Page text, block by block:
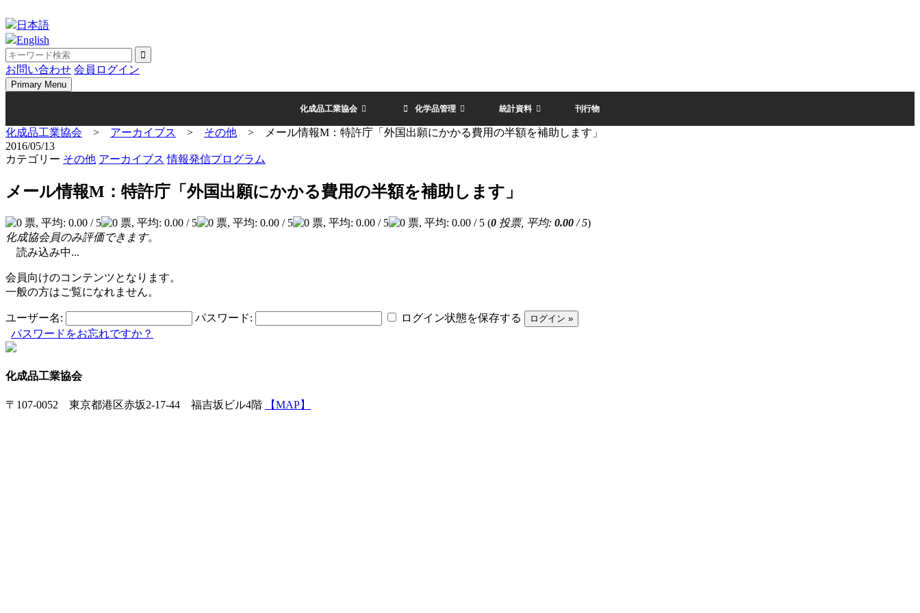
to
content
日本語
English
お問い合わせ 会員ログイン
Primary Menu
化成品工業協会 化学品管理 統計資料 刊行物
化成品工業協会 > アーカイブス > その他 >
メール情報M：特許庁「外国出願にかかる費用の半額を補助します」
2016/05/13
カテゴリー その他 アーカイブス 情報発信プログラム
メール情報M：特許庁「外国出願にかかる費用の半額を補助します」
(0 投票, 平均: 0.00 / 5)
化成協会員のみ評価できます。
読み込み中...
会員向けのコンテンツとなります。
一般の方はご覧になれません。
ユーザー名: パスワード:
ログイン状態を保存する
パスワードをお忘れですか？
化成品工業協会
〒107-0052 東京都港区赤坂2-17-44 福吉坂ビル4階 【MAP】